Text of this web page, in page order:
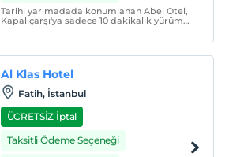
Tarihi yarımadada konumlanan Abel Otel,
Kapalıçarşı'ya sadece 10 dakikalık yürüme
Al Klas Hotel
Fatih, İstanbul
ÜCRETSİZ İptal
Taksitli Ödeme Seçeneği